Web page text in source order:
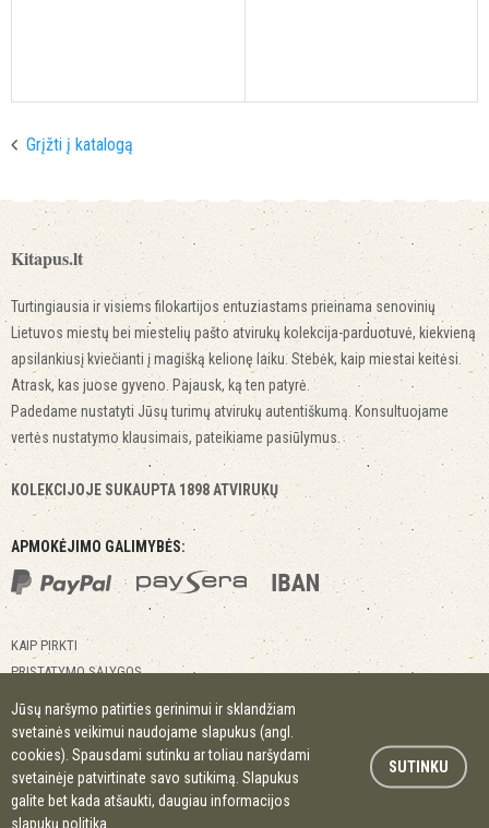
Grįžti į katalogą
Kitapus.lt
Turtingiausia ir visiems filokartijos entuziastams prieinama senovinių
Lietuvos miestų bei miestelių pašto atvirukų kolekcija-parduotuvė, kiekvieną
apsilankiusį kviečianti į magišką kelionę laiku. Stebėk, kaip miestai keitėsi.
Atrask, kas juose gyveno. Pajausk, ką ten patyrė.
Padedame nustatyti Jūsų turimų atvirukų autentiškumą. Konsultuojame
vertės nustatymo klausimais, pateikiame pasiūlymus.
KOLEKCIJOJE SUKAUPTA 1898 ATVIRUKŲ
APMOKĖJIMO GALIMYBĖS:
KAIP PIRKTI
PRISTATYMO SĄLYGOS
KONTAKTAI
MIESTAI MIESTELIAI
© 2017 Kitapus.lt. Visos teisės saugomos.
Jūsų naršymo patirties gerinimui ir sklandžiam
svetainės veikimui naudojame slapukus (angl.
cookies). Spausdami sutinku ar toliau naršydami
svetainėje patvirtinate savo sutikimą. Slapukus
galite bet kada atšaukti, daugiau informacijos
slapukų politika
SUTINKU